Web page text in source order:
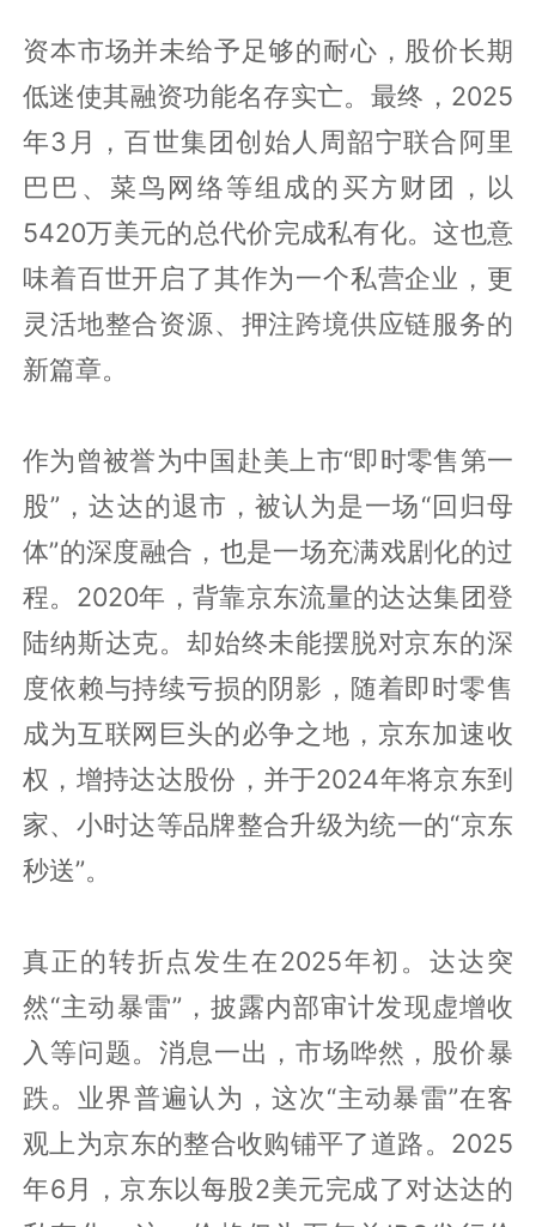
资本市场并未给予足够的耐心，股价长期
低迷使其融资功能名存实亡。最终，2025
年3月，百世集团创始人周韶宁联合阿里
巴巴、菜鸟网络等组成的买方财团，以
5420万美元的总代价完成私有化。这也意
味着百世开启了其作为一个私营企业，更
灵活地整合资源、押注跨境供应链服务的
新篇章。
作为曾被誉为中国赴美上市“即时零售第一
股”，达达的退市，被认为是一场“回归母
体”的深度融合，也是一场充满戏剧化的过
程。2020年，背靠京东流量的达达集团登
陆纳斯达克。却始终未能摆脱对京东的深
度依赖与持续亏损的阴影，随着即时零售
成为互联网巨头的必争之地，京东加速收
权，增持达达股份，并于2024年将京东到
家、小时达等品牌整合升级为统一的“京东
秒送”。
真正的转折点发生在2025年初。达达突
然“主动暴雷”，披露内部审计发现虚增收
入等问题。消息一出，市场哗然，股价暴
跌。业界普遍认为，这次“主动暴雷”在客
观上为京东的整合收购铺平了道路。2025
年6月，京东以每股2美元完成了对达达的